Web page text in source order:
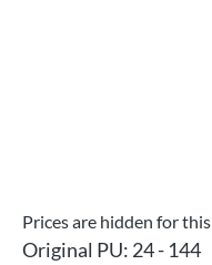
Prices are hidden for
Original PU: 24 - 144